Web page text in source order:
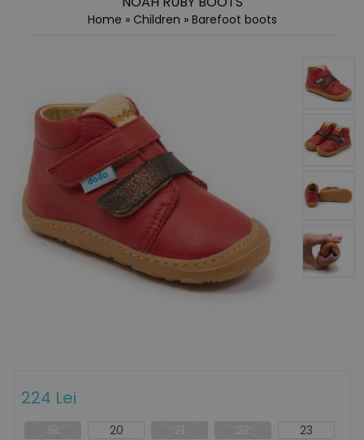
Home » Children » Barefoot boots
224 Lei
20
23